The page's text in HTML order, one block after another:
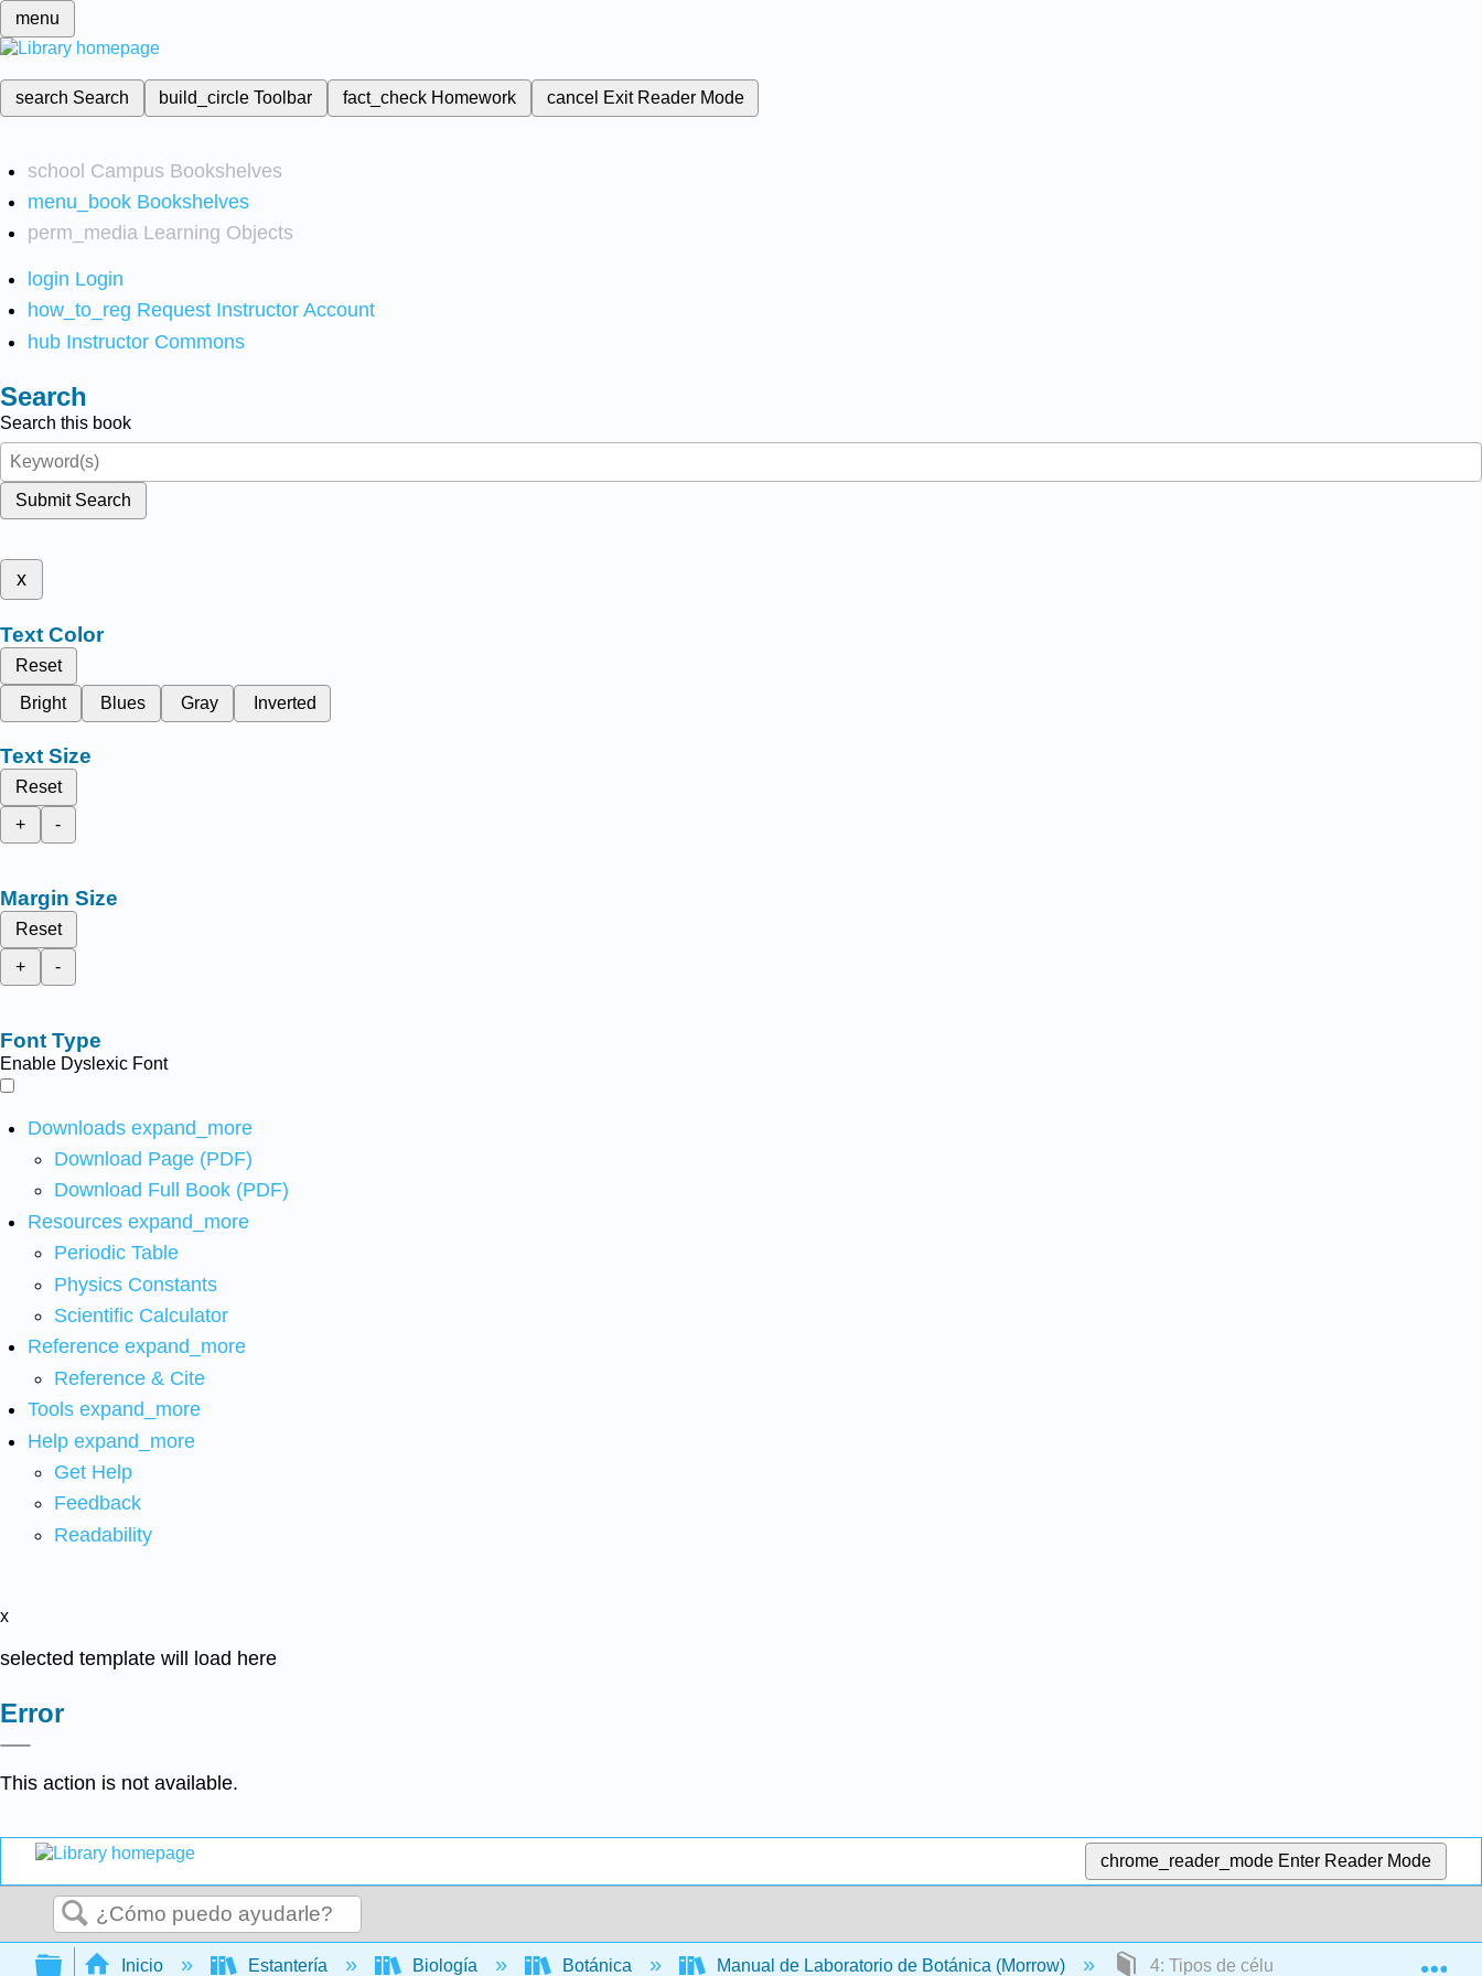
menu
search Search build_circleToolbar fact_check Homework cancel Exit Reader Mode
school Campus Bookshelves
menu_book Bookshelves
perm_media Learning Objects
login Login
how_to_reg Request Instructor Account
hub Instructor Commons
Search
Search this book
Submit Search
x
Text Color
Reset
Bright
Blues Gray Inverted
Text Size
Reset
+
-
Margin Size
Reset
+
-
Font Type
Enable Dyslexic Font
Downloads expand_more
Download Page (PDF)
Download Full Book (PDF)
Resources expand_more
Periodic Table
Physics Constants
Scientific Calculator
Reference expand_more
Reference & Cite
Tools expand_more
Help expand_more
Get Help
Feedback
Readability
x
selected template will load here
Error
This action is not available.
chrome_reader_mode Enter Reader Mode
Buscar
Expandir/contraer jerarquía global
Inicio Estantería Biología Botánica Manual de Laboratorio de Botánica (Morrow) 4: Tipos de células vegetales y tejidos